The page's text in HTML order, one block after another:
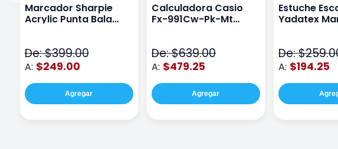
Marcador Sharpie
Acrylic Punta Bala
De: $399.00
A: $249.00
Agregar
Calculadora Casio
Fx-991Cw-Pk-Mt
De: $639.00
A: $479.25
Agregar
Estuche
Yadatex
De:
A: $194.25